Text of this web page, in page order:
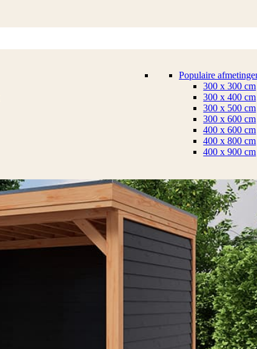
Populaire
300 x 300 cm
300 x 400 cm
300 x 500 cm
300 x 600 cm
400 x 600 cm
400 x 800 cm
400 x 900 cm